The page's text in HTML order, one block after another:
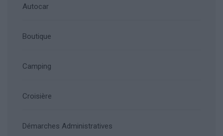
Autocar
Boutique
Camping
Croisière
Démarches Administratives